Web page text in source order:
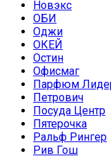
Новэкс
ОБИ
Оджи
ОКЕЙ
Остин
Офисмаг
Парфюм
Петрович
Посуда Центр
Пятерочка
Ральф Рингер
Рив Гош